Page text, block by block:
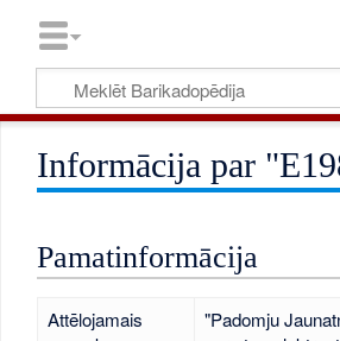
Informācija par
Pamatinformācija
Attēlojamais
"Padomju